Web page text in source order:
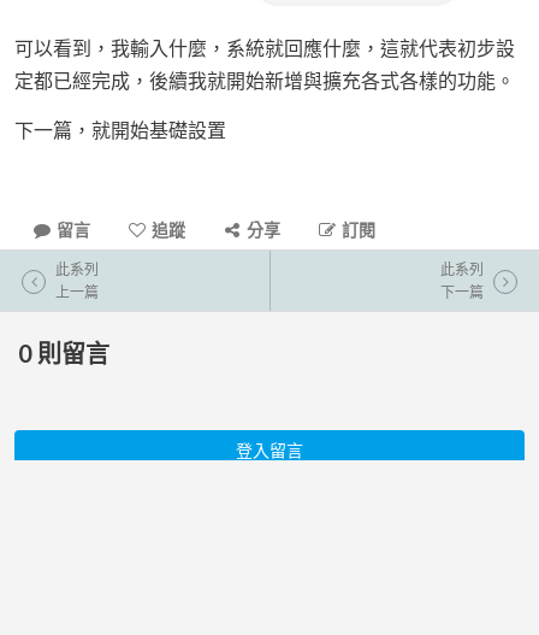
可以看到，我輸入什麼，系統就回應什麼，這就代表初步設
定都已經完成，後續我就開始新增與擴充各式各樣的功能。
下一篇，就開始基礎設置
留言 追蹤 分享 訂閱
此系列
上一篇
此系列
下一篇
0 則留言
登入留言